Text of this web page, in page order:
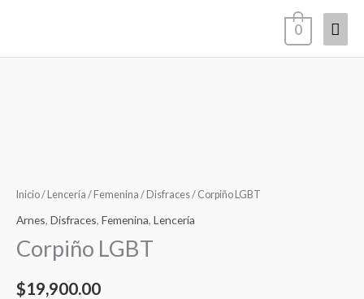
0
Inicio/ Lencería / Femenina / Disfraces/ Corpiño LGBT
Arnes, Disfraces, Femenina, Lencería
Corpiño LGBT
$19,900.00